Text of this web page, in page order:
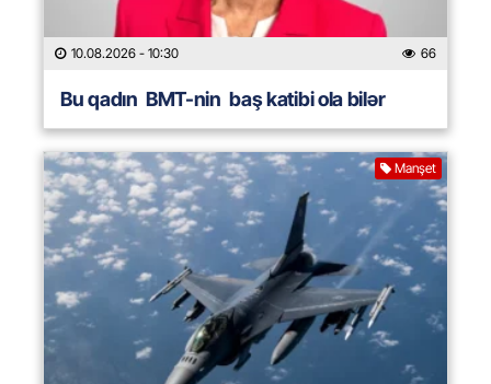
10.08.2026 - 10:30 66
Bu qadın BMT-nin baş katibi ola bilər
Manşet